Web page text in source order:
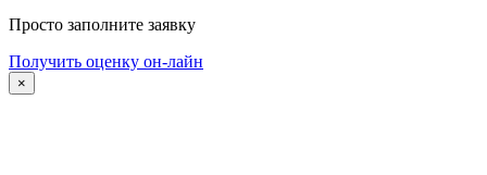
Просто заполните заявку
Получить оценку он-лайн
×